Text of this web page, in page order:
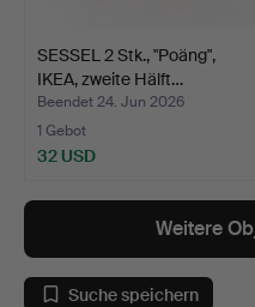
SESSEL 2 Stk., "Poäng",
IKEA, zweite Hälft…
Beendet 24. Jun 2026
1 Gebot
32 USD
Weitere
Suche speichern